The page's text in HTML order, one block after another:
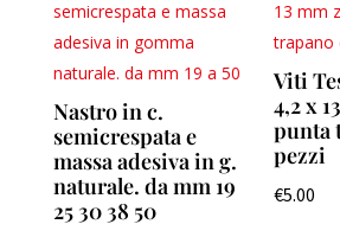
Nastro in c.
semicrespata e
massa adesiva in g.
naturale. da mm 19
25 30 38 50
Viti
4,2 x
punta
pezzi
€5.00